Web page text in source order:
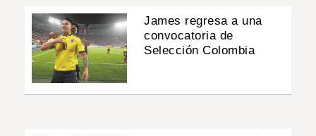
James regresa a una
convocatoria de
Selección Colombia